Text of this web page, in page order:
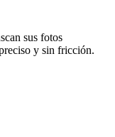
sus fotos
y sin fricción.